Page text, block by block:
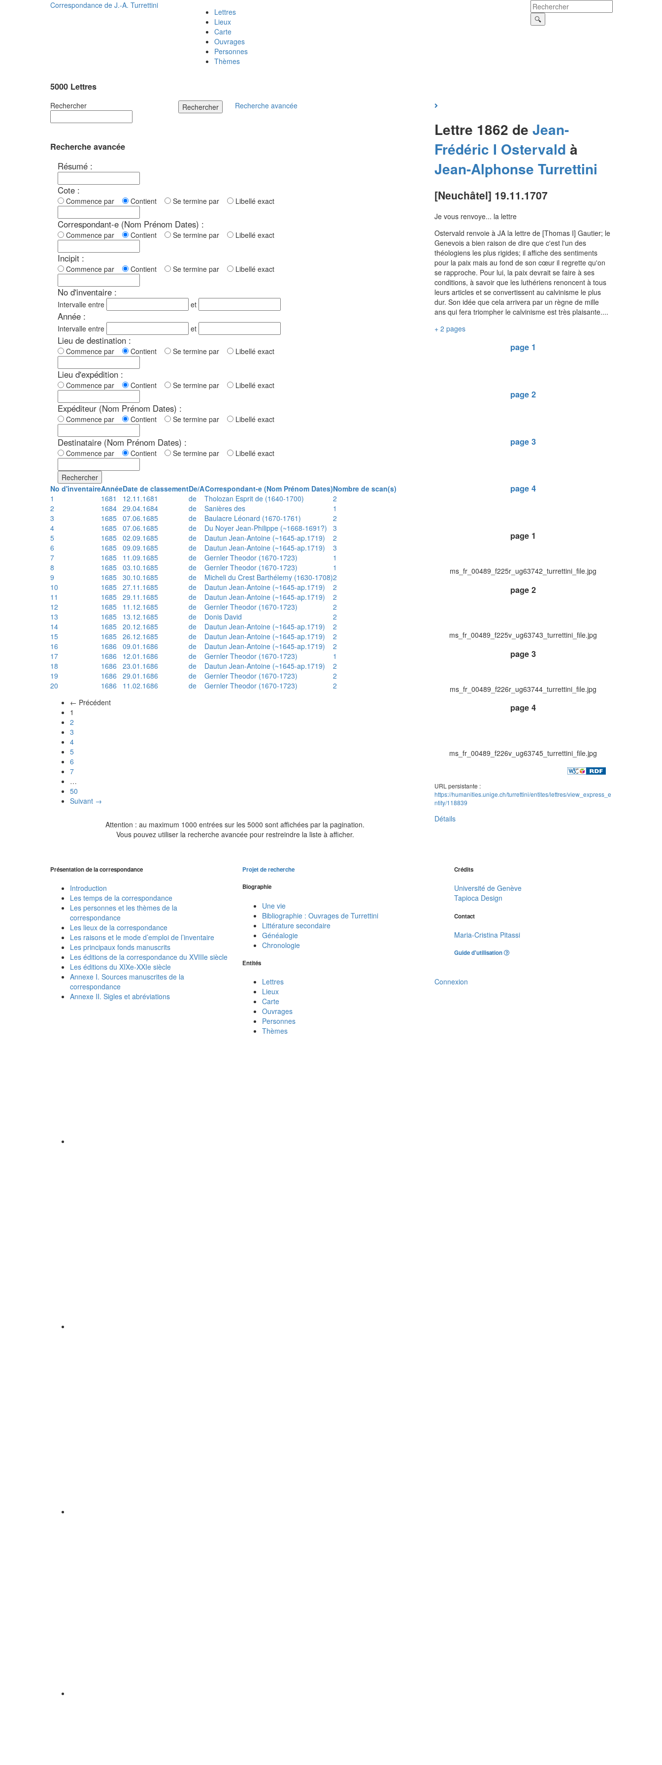
Correspondance de J.-A. Turrettini
Lettres
Lieux
Carte
Ouvrages
Personnes
Thèmes
5000 Lettres
Rechercher Rechercher Recherche avancée
Recherche avancée
Résumé :
Cote :
Commence par Contient Se termine par Libellé exact
Correspondant-e (Nom Prénom Dates) :
Commence par Contient Se termine par Libellé exact
Incipit :
Commence par Contient Se termine par Libellé exact
No d'inventaire :
Intervalle entre et
Année :
Intervalle entre et
Lieu de destination :
Commence par Contient Se termine par Libellé exact
Lieu d'expédition :
Commence par Contient Se termine par Libellé exact
Expéditeur (Nom Prénom Dates) :
Commence par Contient Se termine par Libellé exact
Destinataire (Nom Prénom Dates) :
Commence par Contient Se termine par Libellé exact
Rechercher
No d'inventaireAnnéeDate de classementDe/ACorrespondant-e (Nom Prénom Dates)Nombre de scan(s)
1
1681 12.11.1681 de Tholozan Esprit de (1640-1700)
2
2
1684 29.04.1684 de Sanières des
1
3
1685 07.06.1685 de Baulacre Léonard (1670-1761)
2
4
1685 07.06.1685 de Du Noyer Jean-Philippe (~1668-1691?)
3
5
1685 02.09.1685 de Dautun Jean-Antoine (~1645-ap.1719)
2
6
1685 09.09.1685 de Dautun Jean-Antoine (~1645-ap.1719)
3
7
1685 11.09.1685 de Gernler Theodor (1670-1723)
1
8
1685 03.10.1685 de Gernler Theodor (1670-1723)
1
9
1685 30.10.1685 de Micheli du Crest Barthélemy (1630-1708)2
10
1685 27.11.1685 de Dautun Jean-Antoine (~1645-ap.1719)
2
11
1685 29.11.1685 de Dautun Jean-Antoine (~1645-ap.1719)
2
12
1685 11.12.1685 de Gernler Theodor (1670-1723)
2
13
1685 13.12.1685 de Donis David
2
14
1685 20.12.1685 de Dautun Jean-Antoine (~1645-ap.1719)
2
15
1685 26.12.1685 de Dautun Jean-Antoine (~1645-ap.1719)
2
16
1686 09.01.1686 de Dautun Jean-Antoine (~1645-ap.1719)
2
17
1686 12.01.1686 de Gernler Theodor (1670-1723)
1
18
1686 23.01.1686 de Dautun Jean-Antoine (~1645-ap.1719)
2
19
1686 29.01.1686 de Gernler Theodor (1670-1723)
2
20
1686 11.02.1686 de Gernler Theodor (1670-1723)
2
← Précédent
1
2
3
4
5
6
7
…
50
Suivant →
Attention : au maximum 1000 entrées sur les 5000 sont affichées par la pagination.
Vous pouvez utiliser la recherche avancée pour restreindre la liste à afficher.
Lettre 1862 de Jean-
Frédéric I Ostervald à
Jean-Alphonse Turrettini
[Neuchâtel] 19.11.1707
Je vous renvoye... la lettre
Ostervald renvoie à JA la lettre de [Thomas I] Gautier; le
Genevois a bien raison de dire que c'est l'un des
théologiens les plus rigides; il affiche des sentiments
pour la paix mais au fond de son cœur il regrette qu'on
se rapproche. Pour lui, la paix devrait se faire à ses
conditions, à savoir que les luthériens renoncent à tous
leurs articles et se convertissent au calvinisme le plus
dur. Son idée que cela arrivera par un règne de mille
ans qui fera triompher le calvinisme est très plaisante....
+ 2 pages
page 1
page 2
page 3
page 4
page 1
ms_fr_00489_f225r_ug63742_turrettini_file.jpg
page 2
ms_fr_00489_f225v_ug63743_turrettini_file.jpg
page 3
ms_fr_00489_f226r_ug63744_turrettini_file.jpg
page 4
ms_fr_00489_f226v_ug63745_turrettini_file.jpg
URL persistante :
https://humanities.unige.ch/turrettini/entites/lettres/view_express_e
ntity/118839
Détails
Présentation de la correspondance
Introduction
Les temps de la correspondance
Les personnes et les thèmes de la
correspondance
Les lieux de la correspondance
Les raisons et le mode d’emploi de l’inventaire
Les principaux fonds manuscrits
Les éditions de la correspondance du XVIIIe siècle
Les éditions du XIXe-XXIe siècle
Annexe I. Sources manuscrites de la
correspondance
Annexe II. Sigles et abréviations
Projet de recherche
Biographie
Une vie
Bibliographie : Ouvrages de Turrettini
Littérature secondaire
Généalogie
Chronologie
Entités
Lettres
Lieux
Carte
Ouvrages
Personnes
Thèmes
Crédits
Université de Genève
Tapioca Design
Contact
Maria-Cristina Pitassi
Guide d'utilisation
Connexion